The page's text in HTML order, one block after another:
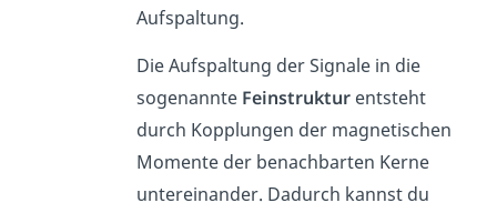
Aufspaltung.
Die Aufspaltung der Signale in die
sogenannte Feinstrukturentsteht
durch Kopplungen der magnetischen
Momente der benachbarten Kerne
untereinander. Dadurch kannst du